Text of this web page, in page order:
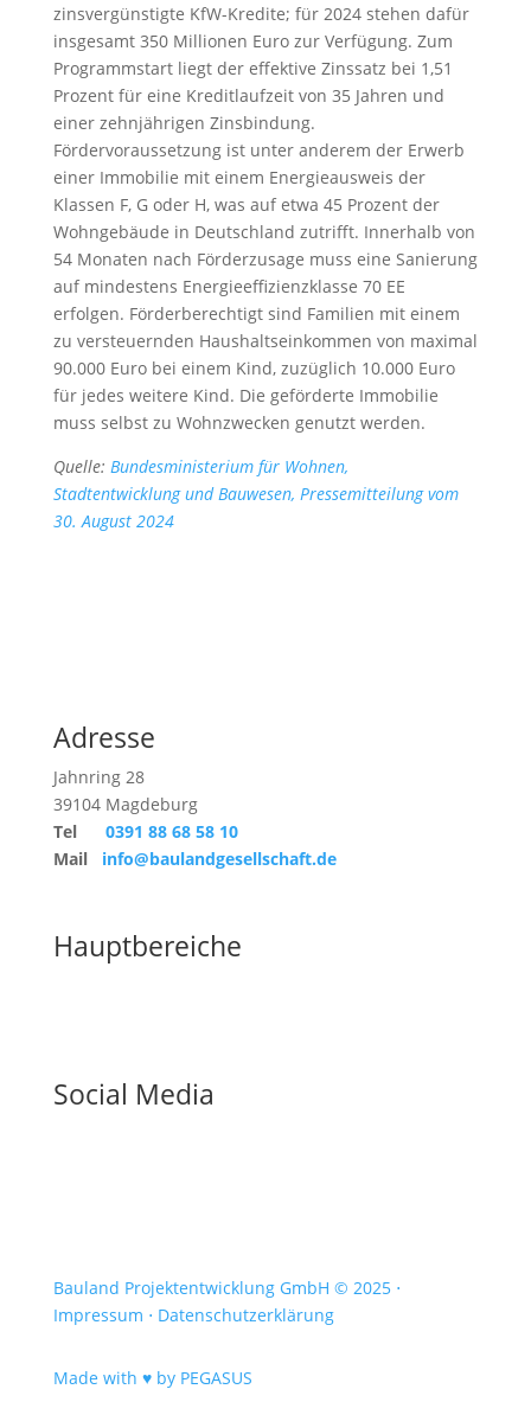
zinsvergünstigte KfW-Kredite; für 2024 stehen dafür
insgesamt 350 Millionen Euro zur Verfügung. Zum
Programmstart liegt der effektive Zinssatz bei 1,51
Prozent für eine Kreditlaufzeit von 35 Jahren und
einer zehnjährigen Zinsbindung.
Fördervoraussetzung ist unter anderem der Erwerb
einer Immobilie mit einem Energieausweis der
Klassen F, G oder H, was auf etwa 45 Prozent der
Wohngebäude in Deutschland zutrifft. Innerhalb von
54 Monaten nach Förderzusage muss eine Sanierung
auf mindestens Energieeffizienzklasse 70 EE
erfolgen. Förderberechtigt sind Familien mit einem
zu versteuernden Haushaltseinkommen von maximal
90.000 Euro bei einem Kind, zuzüglich 10.000 Euro
für jedes weitere Kind. Die geförderte Immobilie
muss selbst zu Wohnzwecken genutzt werden.
Quelle: Bundesministerium für Wohnen,
Stadtentwicklung und Bauwesen, Pressemitteilung vom
30. August 2024
Adresse
Jahnring 28
39104 Magdeburg
Tel
0391 88 68 58 10
Mail info@baulandgesellschaft.de
Hauptbereiche
Social Media
Bauland Projektentwicklung GmbH © 2025 ⋅
Impressum ⋅ Datenschutzerklärung
Made with ♥ by PEGASUS